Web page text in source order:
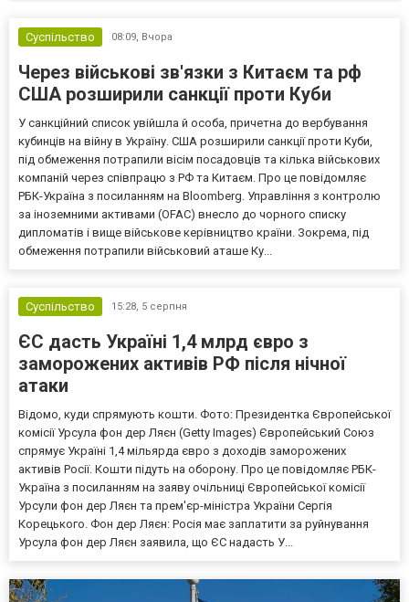
Суспільство 08:09, Вчора
Через військові зв'язки з Китаєм та рф
США розширили санкції проти Куби
У санкційний список увійшла й особа, причетна до вербування
кубинців на війну в Україну. США розширили санкції проти Куби,
під обмеження потрапили вісім посадовців та кілька військових
компаній через співпрацю з РФ та Китаєм. Про це повідомляє
РБК-Україна з посиланням на Bloomberg. Управління з контролю
за іноземними активами (OFAC) внесло до чорного списку
дипломатів і вище військове керівництво країни. Зокрема, під
обмеження потрапили військовий аташе Ку...
Суспільство 15:28, 5 серпня
ЄС дасть Україні 1,4 млрд євро з
заморожених активів РФ після нічної
атаки
Відомо, куди спрямують кошти. Фото: Президентка Європейської
комісії Урсула фон дер Ляєн (Getty Images) Європейський Союз
спрямує Україні 1,4 мільярда євро з доходів заморожених
активів Росії. Кошти підуть на оборону. Про це повідомляє РБК-
Україна з посиланням на заяву очільниці Європейської комісії
Урсули фон дер Ляєн та прем'єр-міністра України Сергія
Корецького. Фон дер Ляєн: Росія має заплатити за руйнування
Урсула фон дер Ляєн заявила, що ЄС надасть У...